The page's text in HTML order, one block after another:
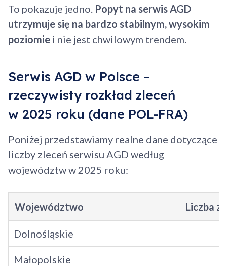
To pokazuje jedno. Popyt na serwis AGD
utrzymuje się na bardzo stabilnym, wysokim
poziomie i nie jest chwilowym trendem.
Serwis AGD w Polsce –
rzeczywisty rozkład zleceń
w 2025 roku (dane POL-FRA)
Poniżej przedstawiamy realne dane dotyczące
liczby zleceń serwisu AGD według
województw w 2025 roku:
Województwo Liczba
Dolnośląskie
Małopolskie